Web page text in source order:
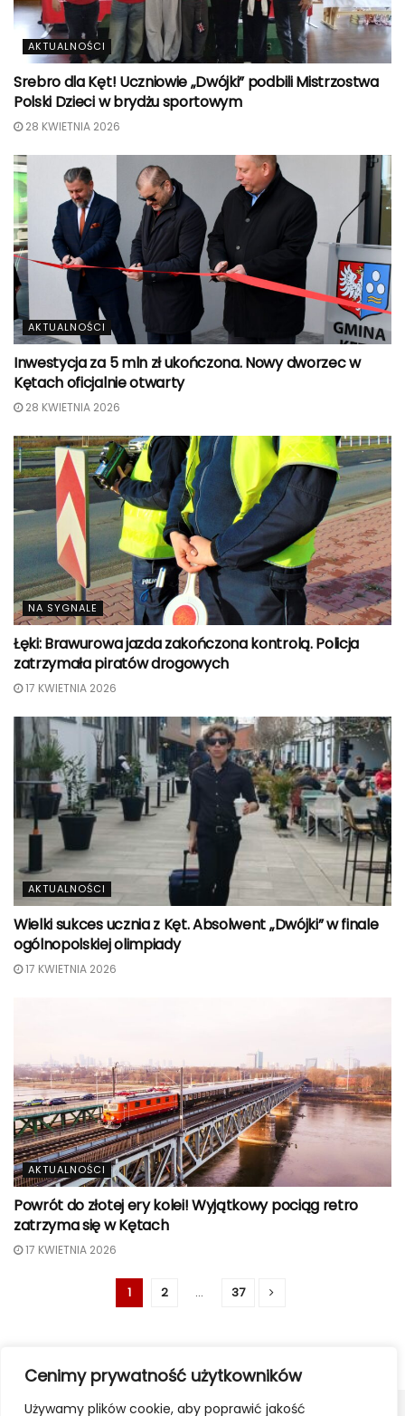
Cenimy prywatność użytkowników
Używamy plików cookie, aby poprawić jakość
AKTUALNOŚCI
Srebro dla Kęt! Uczniowie „Dwójki” podbili Mistrzostwa
Polski Dzieci w brydżu sportowym
28 KWIETNIA 2026
AKTUALNOŚCI
Inwestycja za 5 mln zł ukończona. Nowy dworzec w
Kętach oficjalnie otwarty
28 KWIETNIA 2026
NA SYGNALE
Łęki: Brawurowa jazda zakończona kontrolą. Policja
zatrzymała piratów drogowych
17 KWIETNIA 2026
AKTUALNOŚCI
Wielki sukces ucznia z Kęt. Absolwent „Dwójki” w finale
ogólnopolskiej olimpiady
17 KWIETNIA 2026
AKTUALNOŚCI
Powrót do złotej ery kolei! Wyjątkowy pociąg retro
zatrzyma się w Kętach
17 KWIETNIA 2026
1 2 … 37